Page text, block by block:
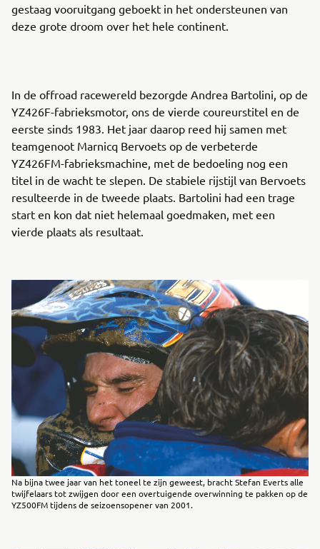
gestaag vooruitgang geboekt in het ondersteunen van
deze grote droom over het hele continent.
In de offroad racewereld bezorgde Andrea Bartolini, op de
YZ426F-fabrieksmotor, ons de vierde coureurstitel en de
eerste sinds 1983. Het jaar daarop reed hij samen met
teamgenoot Marnicq Bervoets op de verbeterde
YZ426FM-fabrieksmachine, met de bedoeling nog een
titel in de wacht te slepen. De stabiele rijstijl van Bervoets
resulteerde in de tweede plaats. Bartolini had een trage
start en kon dat niet helemaal goedmaken, met een
vierde plaats als resultaat.
Na bijna twee jaar van het toneel te zijn geweest, bracht Stefan Everts alle
twijfelaars tot zwijgen door een overtuigende overwinning te pakken op de
YZ500FM tijdens de seizoensopener van 2001.